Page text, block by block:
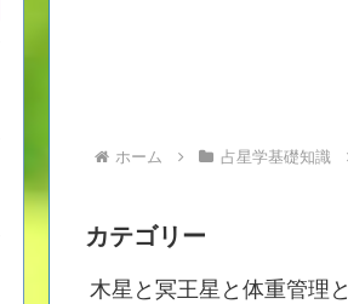
ホーム 占星学基礎知識
カテゴリー
木星と冥王星と体重管理と